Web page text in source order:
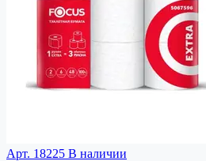
Арт. 18225 В наличии